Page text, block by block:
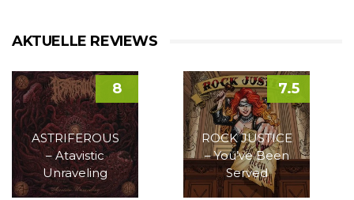
AKTUELLE REVIEWS
ASTRIFEROUS
– Atavistic
Unraveling
8
ROCK JUSTICE
– You’ve Been
Served
7.5